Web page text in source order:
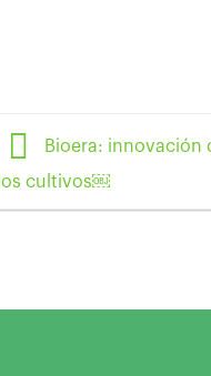
Bioera: innovación
los cultivos￼